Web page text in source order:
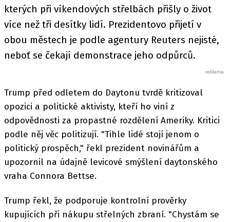
kterých při víkendových střelbách přišly o život
více než tři desítky lidí. Prezidentovo přijetí v
obou městech je podle agentury Reuters nejisté,
neboť se čekají demonstrace jeho odpůrců.
Trump před odletem do Daytonu tvrdě kritizoval
opozici a politické aktivisty, kteří ho viní z
odpovědnosti za propastné rozdělení Ameriky. Kritici
podle něj věc politizují. "Tihle lidé stojí jenom o
politický prospěch," řekl prezident novinářům a
upozornil na údajně levicové smýšlení daytonského
vraha Connora Bettse.
Trump řekl, že podporuje kontrolní prověrky
kupujících při nákupu střelných zbraní. "Chystám se